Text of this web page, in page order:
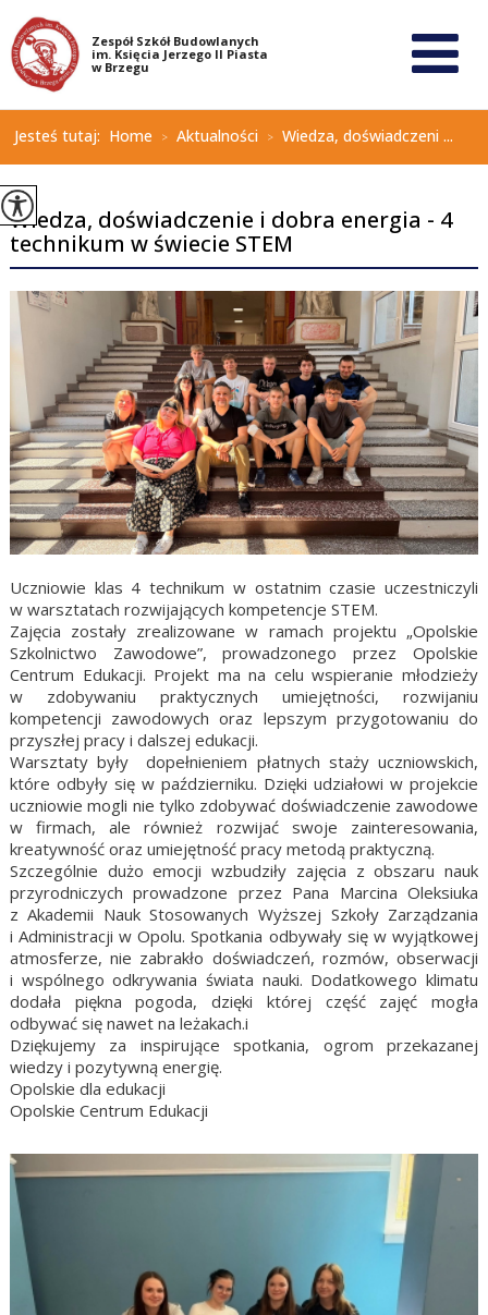
Jesteś tutaj: Home > Aktualności > Wiedza, doświadczeni ...
Wiedza, doświadczenie i dobra energia - 4
technikum w świecie STEM
Uczniowie klas 4 technikum w ostatnim czasie uczestniczyli
w warsztatach rozwijających kompetencje STEM.
Zajęcia zostały zrealizowane w ramach projektu „Opolskie
Szkolnictwo Zawodowe”, prowadzonego przez Opolskie
Centrum Edukacji. Projekt ma na celu wspieranie młodzieży
w zdobywaniu praktycznych umiejętności, rozwijaniu
kompetencji zawodowych oraz lepszym przygotowaniu do
przyszłej pracy i dalszej edukacji.
Warsztaty były dopełnieniem płatnych staży uczniowskich,
które odbyły się w październiku. Dzięki udziałowi w projekcie
uczniowie mogli nie tylko zdobywać doświadczenie zawodowe
w firmach, ale również rozwijać swoje zainteresowania,
kreatywność oraz umiejętność pracy metodą praktyczną.
Szczególnie dużo emocji wzbudziły zajęcia z obszaru nauk
przyrodniczych prowadzone przez Pana Marcina Oleksiuka
z Akademii Nauk Stosowanych Wyższej Szkoły Zarządzania
i Administracji w Opolu. Spotkania odbywały się w wyjątkowej
atmosferze, nie zabrakło doświadczeń, rozmów, obserwacji
i wspólnego odkrywania świata nauki. Dodatkowego klimatu
dodała piękna pogoda, dzięki której część zajęć mogła
odbywać się nawet na leżakach.i
Dziękujemy za inspirujące spotkania, ogrom przekazanej
wiedzy i pozytywną energię.
Opolskie dla edukacji
Opolskie Centrum Edukacji